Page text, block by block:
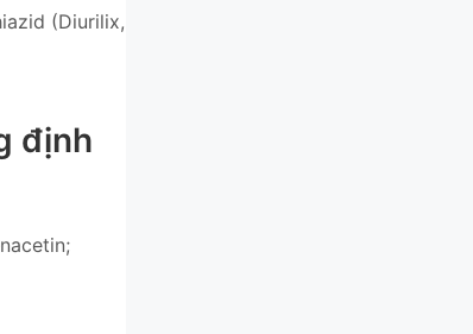
(Diurilix,
định